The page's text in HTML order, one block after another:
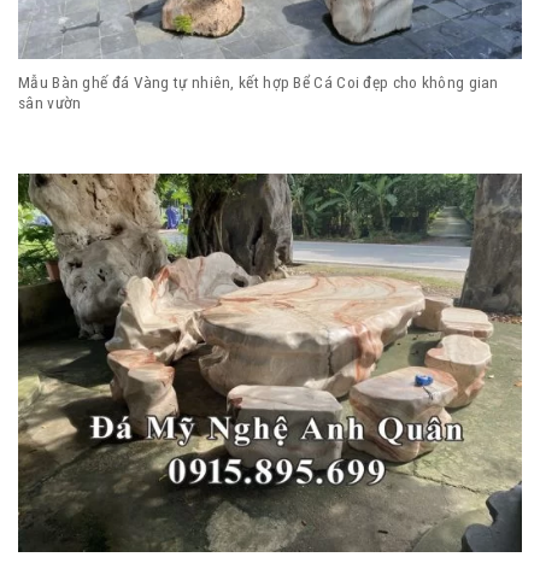
Mẫu Bàn ghế đá Vàng tự nhiên, kết hợp Bể Cá Coi đẹp cho không gian
sân vườn